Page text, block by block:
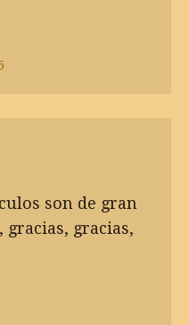
son de gran
gracias,